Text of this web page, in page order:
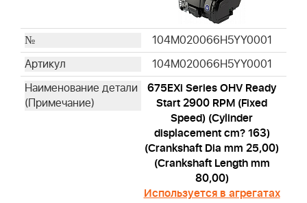
104M020066H5YY0001
104M020066H5YY0001
675EXi Series OHV Ready
Start 2900 RPM (Fixed
Speed) (Cylinder
displacement cm? 163)
(Crankshaft Dia mm 25,00)
(Crankshaft Length mm
80,00)
Используется в агрегатах